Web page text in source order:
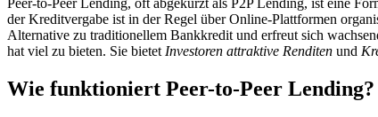
Peer-to-Peer Lending, oft abgekürzt als P2P Lending, ist eine
der Kreditvergabe ist in der Regel über Online-Plattformen
Alternative zu traditionellem Bankkredit und erfreut sich
hat viel zu bieten. Sie bietet Investoren attraktive Renditen und
Wie funktioniert Peer-to-Peer Lending?